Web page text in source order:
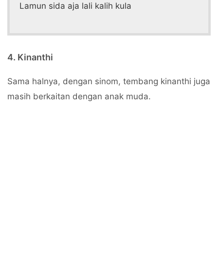
Lamun sida aja lali kalih kula
4. Kinanthi
Sama halnya, dengan sinom, tembang kinanthi juga
masih berkaitan dengan anak muda.